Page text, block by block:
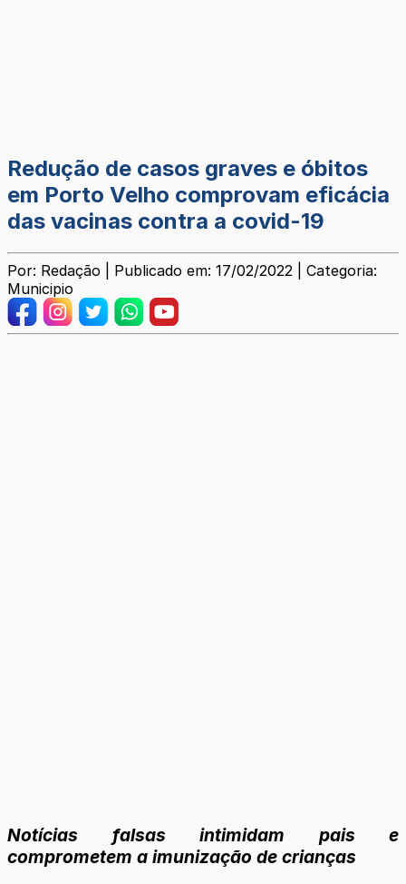
Redução de casos graves e óbitos
em Porto Velho comprovam eficácia
das vacinas contra a covid-19
Por: Redação | Publicado em: 17/02/2022 | Categoria:
Municipio
Notícias falsas intimidam pais e
comprometem a imunização de crianças